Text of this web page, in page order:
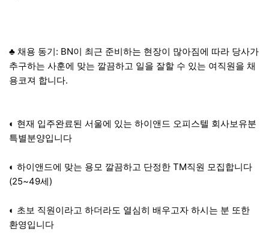
♣ 채용 동기: BN이 최근 준비하는 현장이 많아짐에 따라 당사가
추구하는 사훈에 맞는 깔끔하고 일을 잘할 수 있는 여직원을 채
용코져 합니다.
◐ 현재 입주완료된 서울에 있는 하이앤드 오피스텔 회사보유분
특별분양입니다
◐ 하이앤드에 맞는 용모 깔끔하고 단정한 TM직원 모집합니다
(25~49세)
◐ 초보 직원이라고 하더라도 열심히 배우고자 하시는 분 또한
환영입니다